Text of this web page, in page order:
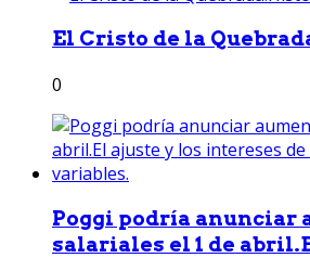
El Cristo de la
0
Poggi podría anunciar
salariales el 1 de